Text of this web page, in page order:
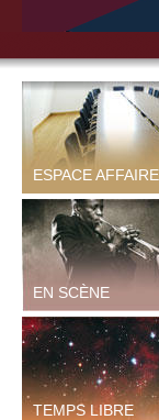
ESPACE
EN SCÈNE
TEMPS LIBRE